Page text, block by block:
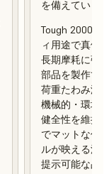
を備えていま
Tough 2000レ
ィ用途で真価
長期摩耗に強
部品を製作で
荷重たわみ温
機械的・環境
健全性を維持
でマットな仕
ルが映える滑
提示可能な品